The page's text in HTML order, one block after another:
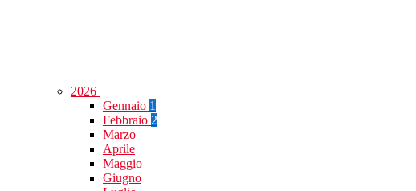
2026
Gennaio 1
Febbraio 2
Marzo
Aprile
Maggio
Giugno